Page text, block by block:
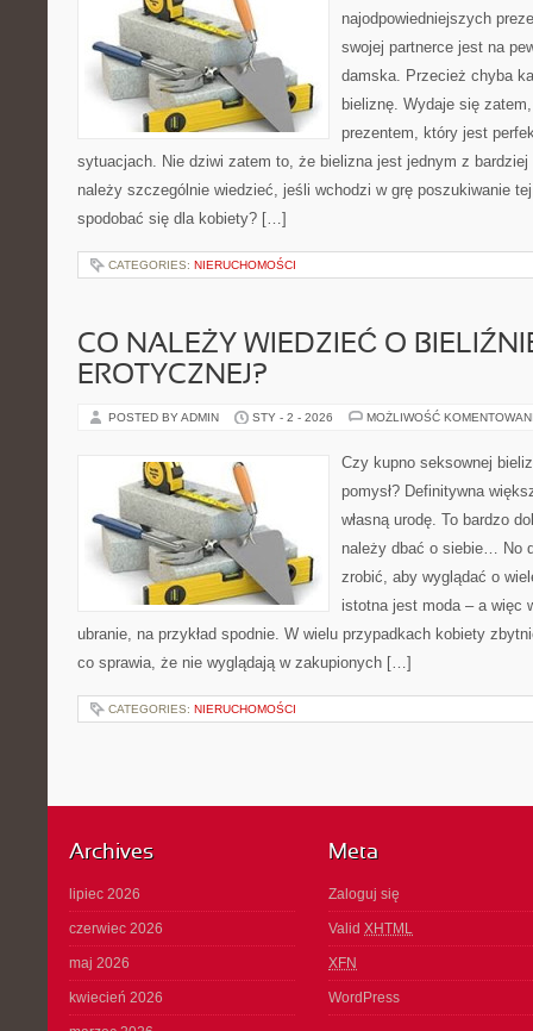
najodpowiedniejszych
swojej partnerce jest na
damska. Przecież chyba
bieliznę. Wydaje się
prezentem, który jest
sytuacjach. Nie dziwi zatem to, że bielizna jest jednym z bardziej
należy szczególnie wiedzieć, jeśli wchodzi w grę poszukiwanie
spodobać się dla kobiety? […]
CATEGORIES: NIERUCHOMOŚCI
CO NALEŻY WIEDZIEĆ O
EROTYCZNEJ?
POSTED BY ADMIN STY - 2 - 2026 MOŻLIWOŚĆ
Czy kupno seksownej
pomysł? Definitywna
własną urodę. To bardzo
należy dbać o siebie… No
zrobić, aby wyglądać o
istotna jest moda – a więc
ubranie, na przykład spodnie. W wielu przypadkach kobiety
co sprawia, że nie wyglądają w zakupionych […]
CATEGORIES: NIERUCHOMOŚCI
Archives
lipiec 2026
czerwiec 2026
maj 2026
kwiecień 2026
Meta
Zaloguj się
Valid XHTML
XFN
WordPress